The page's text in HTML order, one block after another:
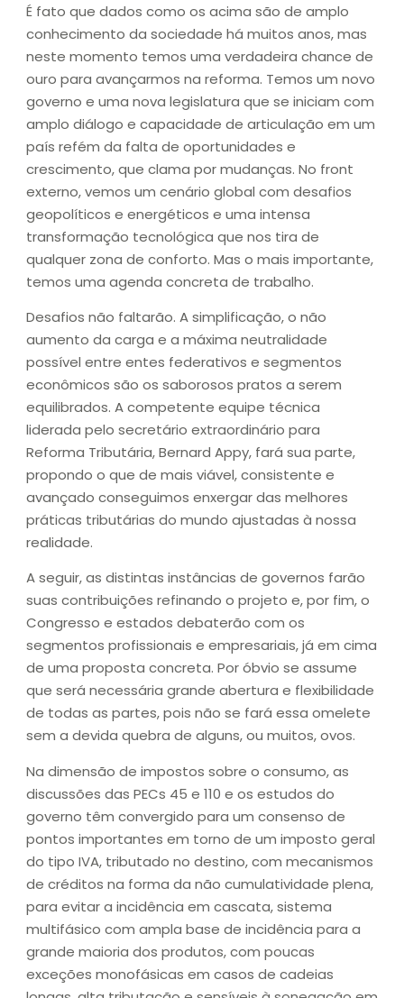
É fato que dados como os acima são de amplo
conhecimento da sociedade há muitos anos, mas
neste momento temos uma verdadeira chance de
ouro para avançarmos na reforma. Temos um novo
governo e uma nova legislatura que se iniciam com
amplo diálogo e capacidade de articulação em um
país refém da falta de oportunidades e
crescimento, que clama por mudanças. No front
externo, vemos um cenário global com desafios
geopolíticos e energéticos e uma intensa
transformação tecnológica que nos tira de
qualquer zona de conforto. Mas o mais importante,
temos uma agenda concreta de trabalho.
Desafios não faltarão. A simplificação, o não
aumento da carga e a máxima neutralidade
possível entre entes federativos e segmentos
econômicos são os saborosos pratos a serem
equilibrados. A competente equipe técnica
liderada pelo secretário extraordinário para
Reforma Tributária, Bernard Appy, fará sua parte,
propondo o que de mais viável, consistente e
avançado conseguimos enxergar das melhores
práticas tributárias do mundo ajustadas à nossa
realidade.
A seguir, as distintas instâncias de governos farão
suas contribuições refinando o projeto e, por fim, o
Congresso e estados debaterão com os
segmentos profissionais e empresariais, já em cima
de uma proposta concreta. Por óbvio se assume
que será necessária grande abertura e flexibilidade
de todas as partes, pois não se fará essa omelete
sem a devida quebra de alguns, ou muitos, ovos.
Na dimensão de impostos sobre o consumo, as
discussões das PECs 45 e 110 e os estudos do
governo têm convergido para um consenso de
pontos importantes em torno de um imposto geral
do tipo IVA, tributado no destino, com mecanismos
de créditos na forma da não cumulatividade plena,
para evitar a incidência em cascata, sistema
multifásico com ampla base de incidência para a
grande maioria dos produtos, com poucas
exceções monofásicas em casos de cadeias